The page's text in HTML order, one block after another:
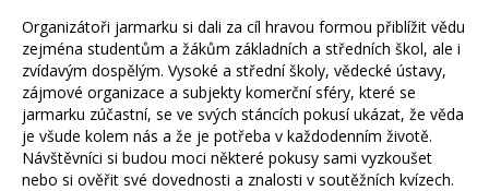
Organizátoři jarmarku si dali za cíl hravou formou přiblížit vědu
zejména studentům a žákům základních a středních škol, ale i
zvídavým dospělým. Vysoké a střední školy, vědecké ústavy,
zájmové organizace a subjekty komerční sféry, které se
jarmarku zúčastní, se ve svých stáncích pokusí ukázat, že věda
je všude kolem nás a že je potřeba v každodenním životě.
Návštěvníci si budou moci některé pokusy sami vyzkoušet
nebo si ověřit své dovednosti a znalosti v soutěžních kvízech.